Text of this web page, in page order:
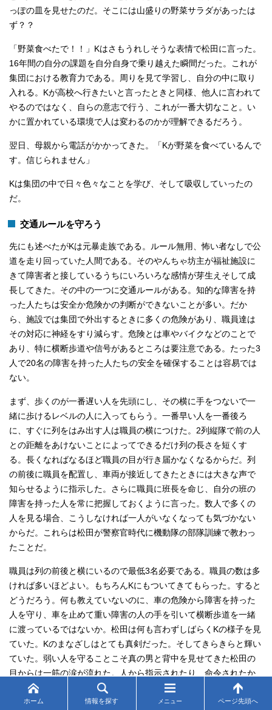
っぽの皿を見せたのだ。そこには山盛りの野菜サラダがあったは
ず？？
「野菜食べたで！！」Kはさもうれしそうな表情で松田に言った。
16年間の自分の課題を自分自身で乗り越えた瞬間だった。これが
集団における教育力である。周りを見て学習し、自分の中に取り
入れる。Kが高校へ行きたいと言ったときと同様、他人に言われて
やるのではなく、自らの意志で行う、これが一番大切なこと。い
かに置かれている環境で人は変わるのかが理解できるだろう。
翌日、母親から電話がかかってきた。「Kが野菜を食べているんで
す。信じられません」
Kは集団の中で日々色々なことを学び、そして吸収していったの
だ。
交通ルールを守ろう
先にも述べたがKは元暴走族である。ルール無用、怖い者なしで公
道を走り回っていた人間である。そのやんちゃ坊主が福祉施設に
きて障害者と接しているうちにいろいろな感情が芽生えそして成
長してきた。その中の一つに交通ルールがある。知的な障害を持
った人たちは安全か危険かの判断ができないことが多い。だか
ら、施設では集団で外出するときに多くの危険があり、職員達は
その対応に神経をすり減らす。危険とは車やバイクなどのことで
あり、特に横断歩道や信号があるところは要注意である。たった3
人で20名の障害を持った人たちの安全を確保することは容易では
ない。
まず、歩くのが一番遅い人を先頭にし、その横に手をつないで一
緒に歩けるレベルの人に入ってもらう。一番早い人を一番後ろ
に、すぐに列をはみ出す人は職員の横につけた。2列縦隊で前の人
との距離をあけないことによってできるだけ列の長さを短くす
る。長くなればなるほど職員の目が行き届かなくなるからだ。列
の前後に職員を配置し、車両が接近してきたときには大きな声で
知らせるように指示した。さらに職員に班長を命じ、自分の班の
障害を持った人を常に把握しておくように言った。数人で多くの
人を見る場合、こうしなければ一人がいなくなっても気づかない
からだ。これらは松田が警察官時代に機動隊の部隊訓練で教わっ
たことだ。
職員は列の前後と横にいるので最低3名必要である。職員の数は多
ければ多いほどよい。もちろんKにもついてきてもらった。すると
どうだろう。何も教えていないのに、車の危険から障害を持った
人を守り、車を止めて重い障害の人の手を引いて横断歩道を一緒
に渡っているではないか。松田は何も言わずしばらくKの様子を見
ていた。Kのまなざしはとても真剣だった。そしてきらきらと輝い
ていた。弱い人を守ることこそ真の男と背中を見せてきた松田の
目からは一筋の涙が流れた。人から指示されたり、命令されたか
らではない。自分で考え自分で行動したことにKのめまぐるしい成
長を見た。頼もしいKの姿にはもうルール無視の暴走族の面影はな
ホーム 情報を探す メニュー ページ先頭へ